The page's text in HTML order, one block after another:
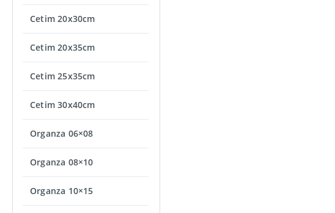
Cetim 20x30cm
Cetim 20x35cm
Cetim 25x35cm
Cetim 30x40cm
Organza 06×08
Organza 08×10
Organza 10×15